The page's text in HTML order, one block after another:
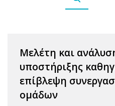
Μελέτη και
υποστήριξης
επίβλεψη
ομάδων